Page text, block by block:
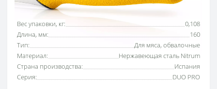
Основные характеристики
Вес упаковки, кг:
0,108
Длина, мм:
160
Тип:
Для мяса, обвалочные
Материал:
Нержавеющая сталь Nitrum
Страна производства:
Испания
Серия:
DUO PRO